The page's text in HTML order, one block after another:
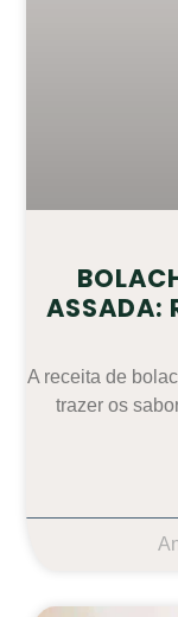
ASSADA:
A receita de
trazer os